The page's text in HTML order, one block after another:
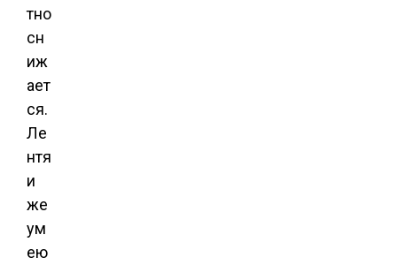
тно
сн
иж
ает
ся.
Ле
нтя
и
же
ум
ею